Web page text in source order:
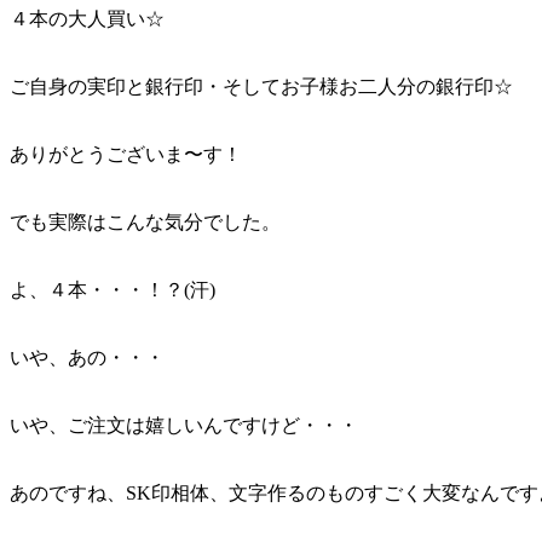
４本の大人買い☆
ご自身の実印と銀行印・そしてお子様お二人分の銀行印☆
ありがとうございま〜す！
でも実際はこんな気分でした。
よ、４本・・・！？(汗)
いや、あの・・・
いや、ご注文は嬉しいんですけど・・・
あのですね、SK印相体、文字作るのものすごく大変なんで